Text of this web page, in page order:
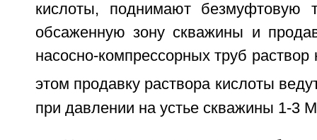
кислоты, поднимают безмуфтовую
обсаженную зону скважины и
насосно-компрессорных труб раствор
этом продавку раствора кислоты
при давлении на устье скважины 1-3